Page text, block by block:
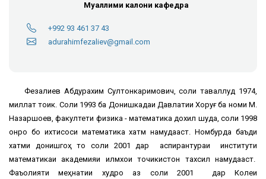
Муаллими калони кафедра
+992 93 461 37 43
adurahimfezaliev@gmail.com
Фезалиев Абдурахим Султонкаримович, соли таваллуд 1974,
миллат тоҷик. Соли 1993 ба Донишкадаи Давлатии Хоруғ ба номи М.
Назаршоев, факултети физика - математика дохил шуда, соли 1998
онро бо ихтисоси математика хатм намудааст. Номбурда баъди
хатми донишгоҳ то соли 2001 дар аспирантураи институти
математикаи академияи илмхои точикистон тахсил намудааст.
Фаъолияти меҳнатии худро аз соли 2001 дар Колеҷи